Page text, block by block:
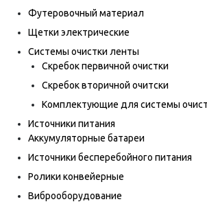
Футеровочный материал
Щетки электрические
Системы очистки ленты
Скребок первичной очистки
Скребок вторичной очитски
Комплектующие для системы
Источники питания
Аккумуляторные батареи
Источники бесперебойного питания
Ролики конвейерные
Виброоборудование